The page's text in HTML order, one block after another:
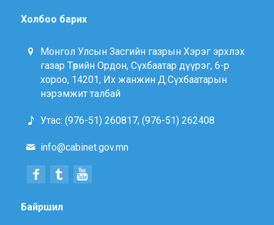
Холбоо барих
Монгол Улсын Засгийн газрын Хэрэг эрхлэх
газар Төрийн Ордон, Сүхбаатар дүүрэг, 6-р
хороо, 14201, Их жанжин Д.Сүхбаатарын
нэрэмжит талбай
Утас: (976-51) 260817, (976-51) 262408
info@cabinet.gov.mn
Байршил